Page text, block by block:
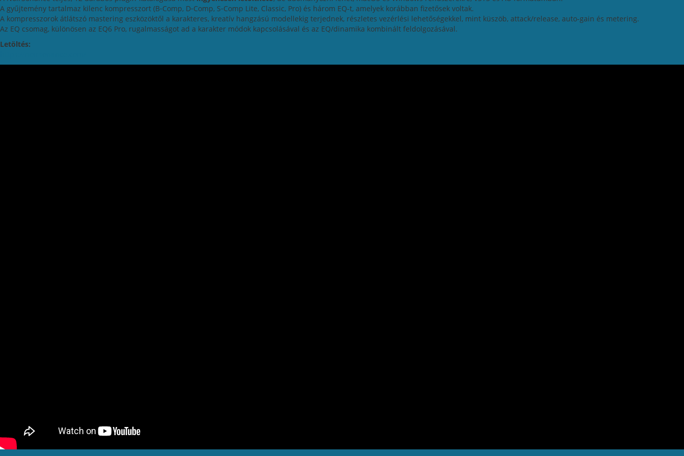
A gyűjtemény tartalmaz kilenc kompresszort (B‑Comp, D‑Comp, S‑Comp Lite, Classic, Pro) és három EQ-t, amelyek korábban fizetősek voltak.
A kompresszorok átlátszó mastering eszközöktől a karakteres, kreatív hangzású modellekig terjednek, részletes vezérlési lehetőségekkel, mint küszöb, attack/release, auto-gain és metering.
Az EQ csomag, különösen az EQ6 Pro, rugalmasságot ad a karakter módok kapcsolásával és az EQ/dinamika kombinált feldolgozásával.
Letöltés: